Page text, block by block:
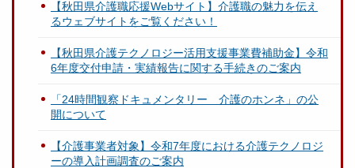
【秋田県介護職応援Webサイト】介護職の魅力を伝え
るウェブサイトをご覧ください！
【秋田県介護テクノロジー活用支援事業費補助金】令和
6年度交付申請・実績報告に関する手続きのご案内
「24時間観察ドキュメンタリー 介護のホンネ」の公
開について
【介護事業者対象】令和7年度における介護テクノロジ
ーの導入計画調査のご案内